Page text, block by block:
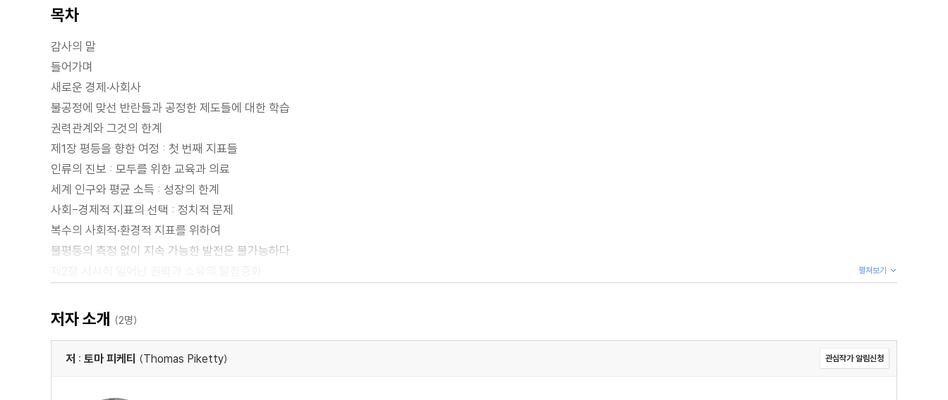
목차
감사의 말
들어가며
새로운 경제·사회사
불공정에 맞선 반란들과 공정한 제도들에 대한 학습
권력관계와 그것의 한계
제1장 평등을 향한 여정 : 첫 번째 지표들
인류의 진보 : 모두를 위한 교육과 의료
세계 인구와 평균 소득 : 성장의 한계
사회-경제적 지표의 선택 : 정치적 문제
복수의 사회적·환경적 지표를 위하여
불평등의 측정 없이 지속 가능한 발전은 불가능하다
소유와 권력 : 권력의 다발
중위 자산 계급의 힘겨운 등장
펼쳐보기
저자 소개 (2명)
저 : 토마 피케티 (Thomas Piketty) 관심작가 알림신청